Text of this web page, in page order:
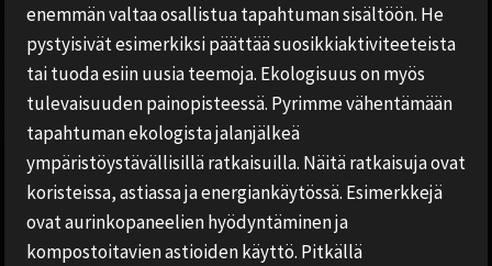
enemmän valtaa osallistua tapahtuman sisältöön. He
pystyisivät esimerkiksi päättää suosikkiaktiviteeteista
tai tuoda esiin uusia teemoja. Ekologisuus on myös
tulevaisuuden painopisteessä. Pyrimme vähentämään
tapahtuman ekologista jalanjälkeä
ympäristöystävällisillä ratkaisuilla. Näitä ratkaisuja ovat
koristeissa, astiassa ja energiankäytössä. Esimerkkejä
ovat aurinkopaneelien hyödyntäminen ja
kompostoitavien astioiden käyttö. Pitkällä